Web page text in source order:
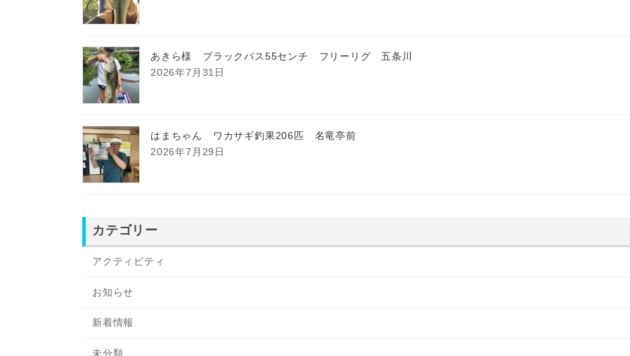
あきら様 ブラックバス55センチ フリーリグ 五条川
2026年7月31日
はまちゃん ワカサギ釣果206匹 名竜亭前
2026年7月29日
カテゴリー
アクティビティ
お知らせ
新着情報
未分類